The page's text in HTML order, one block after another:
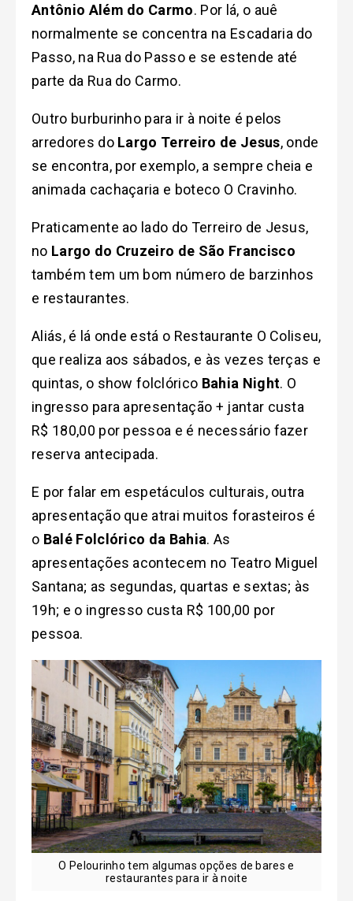
Antônio Além do Carmo. Por lá, o auê
normalmente se concentra na Escadaria do
Passo, na Rua do Passo e se estende até
parte da Rua do Carmo.
Outro burburinho para ir à noite é pelos
arredores do Largo Terreiro de Jesus, onde
se encontra, por exemplo, a sempre cheia e
animada cachaçaria e boteco O Cravinho.
Praticamente ao lado do Terreiro de Jesus,
no Largo do Cruzeiro de São Francisco
também tem um bom número de barzinhos
e restaurantes.
Aliás, é lá onde está o Restaurante O Coliseu,
que realiza aos sábados, e às vezes terças e
quintas, o show folclórico Bahia Night. O
ingresso para apresentação + jantar custa
R$ 180,00 por pessoa e é necessário fazer
reserva antecipada.
E por falar em espetáculos culturais, outra
apresentação que atrai muitos forasteiros é
o Balé Folclórico da Bahia. As
apresentações acontecem no Teatro Miguel
Santana; as segundas, quartas e sextas; às
19h; e o ingresso custa R$ 100,00 por
pessoa.
O Pelourinho tem algumas opções de bares e
restaurantes para ir à noite